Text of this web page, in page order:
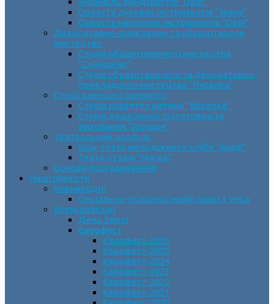
Оркестр духових інструментів “Зміна”
Оркестр народних інструментів “Орія”
Декоративно-прикладне та образотворче
мистецтво
Cтудія образотворчого мистецтва
“Соняшник”
Студія образотворчого та декоративно-
прикладного мистецтва “Писанка”
Студії раннього розвитку
Студія розвитку дитини “Веселка”
Студія дошкільної підготовки та
виховання “Горішок”
Театральний профіль
Шоу-театр молодіжного клубу “Імідж”
Театр-студія “Маска”
Основи програмування
Наші проєкти
Міжнародні
Соціально-психологічний проєкт VeLa
Всеукраїнські
День Землі
Єврофест
Єврофест-2026
Єврофест-2025
Єврофест-2024
Єврофест-2023
Єврофест-2022
Єврофест-2021